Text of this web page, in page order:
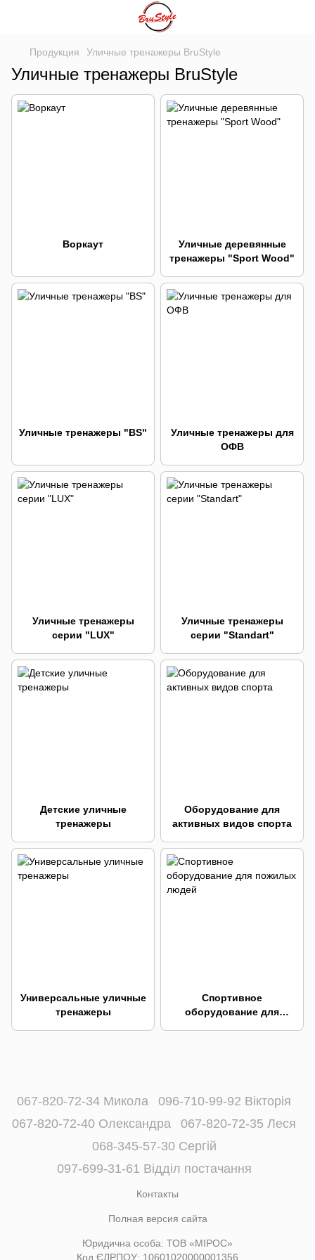
Продукция Уличные тренажеры BruStyle
Уличные тренажеры BruStyle
Воркаут
Уличные деревянные
тренажеры "Sport Wood"
Уличные тренажеры "BS"
Уличные тренажеры для
ОФВ
Уличные тренажеры
серии "LUX"
Уличные тренажеры
серии "Standart"
Детские уличные
тренажеры
Оборудование для
активных видов спорта
Универсальные уличные
тренажеры
Спортивное
оборудование для
067-820-72-34 Микола
096-710-99-92 Вікторія
067-820-72-40 Олександра
067-820-72-35 Леся
068-345-57-30 Сергій
097-699-31-61 Відділ постачання
Контакты
Полная версия сайта
Юридична особа: ТОВ «МІРОС»
Код ЄДРПОУ: 10601020000001356